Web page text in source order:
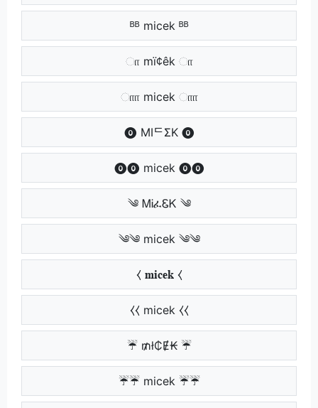
ᴮᴮ micek ᴮᴮ
ா mï¢êk ா
ாா micek ாா
⓿ MIᄃΣK ⓿
⓿⓿ micek ⓿⓿
༄ ᎷᎥፈᏋᏦ ༄
༄༄ micek ༄༄
⧼ 𝐦𝐢𝐜𝐞𝐤 ⧼
⧼⧼ micek ⧼⧼
☔ ₥ł₵Ɇ₭ ☔
☔☔ micek ☔☔